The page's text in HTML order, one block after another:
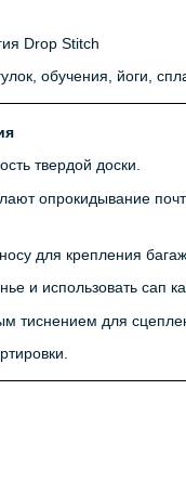
Drop Stitch
обучения, йоги,
твердой доски.
опрокидывание
для крепления
и использовать сап
тиснением для